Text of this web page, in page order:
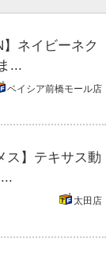
】ネイビーネク
...
ベイシア前橋モール店
ス】テキサス動
太田店